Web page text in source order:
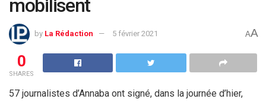
mobilisent
by La Rédaction 5 février 2021 AA
0
SHARES
57 journalistes d’Annaba ont signé, dans la journée d’hier,